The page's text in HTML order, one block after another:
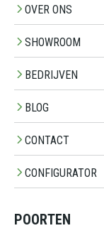
OVER ONS
SHOWROOM
BEDRIJVEN
BLOG
CONTACT
CONFIGURATOR
POORTEN